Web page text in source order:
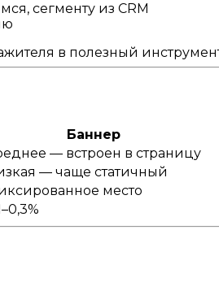
сегменту из CRM
в полезный
Баннер
— встроен в страницу
— чаще статичный
место